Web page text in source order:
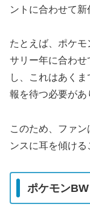
ントに合わせて新
たとえば、ポケ
サリー年に合わ
し、これはあく
報を待つ必要があ
このため、ファ
ンスに耳を傾ける
ポケモン